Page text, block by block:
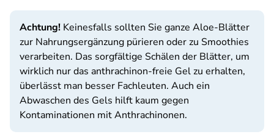
Achtung! Keinesfalls sollten Sie ganze Aloe-Blätter
zur Nahrungsergänzung pürieren oder zu Smoothies
verarbeiten. Das sorgfältige Schälen der Blätter, um
wirklich nur das anthrachinon-freie Gel zu erhalten,
überlässt man besser Fachleuten. Auch ein
Abwaschen des Gels hilft kaum gegen
Kontaminationen mit Anthrachinonen.